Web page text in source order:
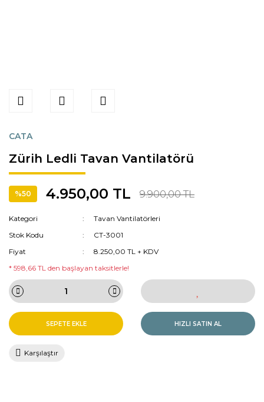
CATA
Zürih Ledli Tavan Vantilatörü
%50 4.950,00 TL 9.900,00 TL
Kategori
Tavan Vantilatörleri
Stok Kodu
CT-3001
Fiyat
8.250,00 TL + KDV
* 598,66 TL den başlayan taksitlerle!
SEPETE EKLE HIZLI SATIN AL
Karşılaştır